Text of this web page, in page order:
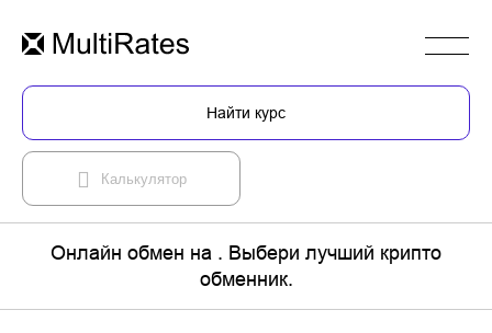
Найти курс
Калькулятор
Онлайн обмен на . Выбери лучший крипто
обменник.